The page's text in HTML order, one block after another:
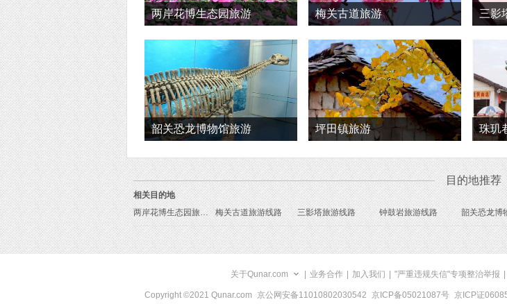
两岸花博生态园旅游 梅关古道旅游 三影
韶关恐龙博物馆旅游 坪田镇旅游 珠玑
目的地推荐
相关目的地
两岸花博生态园旅游线路
梅关古道旅游线路 三影塔旅游线路 钟鼓岩旅游线路
关于Qunar.com 业务合作 加入我们 "严重违规失信"专项整治举报
Copyright ©2021 Qunar.com 京公网安备11010802030542 京ICP备05021087号 京ICP证